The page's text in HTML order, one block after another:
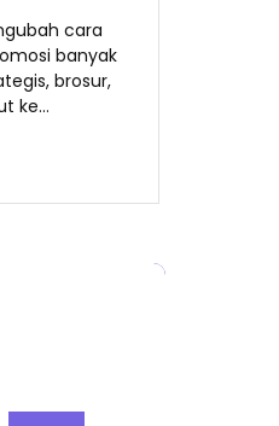
cara
banyak
brosur,
ke…